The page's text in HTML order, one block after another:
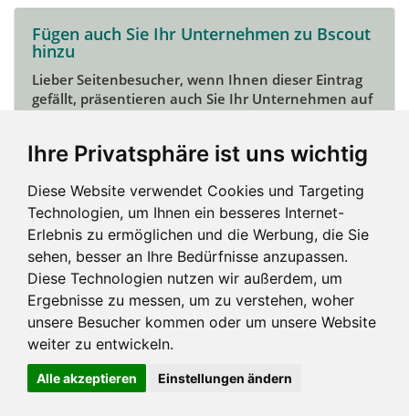
Ihre Privatsphäre ist uns wichtig
Diese Website verwendet Cookies und Targeting
Technologien, um Ihnen ein besseres Internet-
Erlebnis zu ermöglichen und die Werbung, die Sie
sehen, besser an Ihre Bedürfnisse anzupassen.
Diese Technologien nutzen wir außerdem, um
Ergebnisse zu messen, um zu verstehen, woher
unsere Besucher kommen oder um unsere Website
weiter zu entwickeln.
Alle akzeptieren Einstellungen ändern
Fügen auch Sie Ihr Unternehmen zu Bscout
hinzu
Lieber Seitenbesucher, wenn Ihnen dieser Eintrag
gefällt, präsentieren auch Sie Ihr Unternehmen auf
Mein Unternehmen hinzufügen
Impressum und mehr